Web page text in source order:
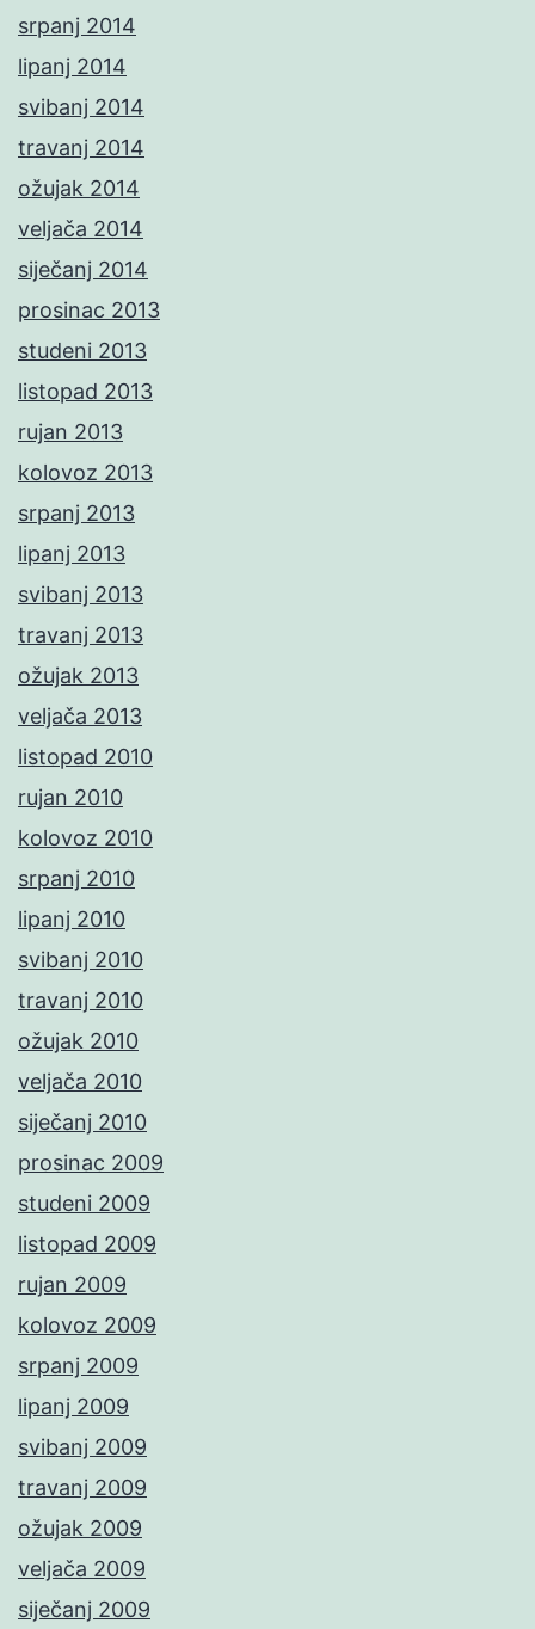
srpanj 2014
lipanj 2014
svibanj 2014
travanj 2014
ožujak 2014
veljača 2014
siječanj 2014
prosinac 2013
studeni 2013
listopad 2013
rujan 2013
kolovoz 2013
srpanj 2013
lipanj 2013
svibanj 2013
travanj 2013
ožujak 2013
veljača 2013
listopad 2010
rujan 2010
kolovoz 2010
srpanj 2010
lipanj 2010
svibanj 2010
travanj 2010
ožujak 2010
veljača 2010
siječanj 2010
prosinac 2009
studeni 2009
listopad 2009
rujan 2009
kolovoz 2009
srpanj 2009
lipanj 2009
svibanj 2009
travanj 2009
ožujak 2009
veljača 2009
siječanj 2009